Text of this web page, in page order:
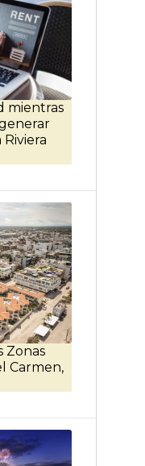
mientras
Riviera
Zonas
Carmen,